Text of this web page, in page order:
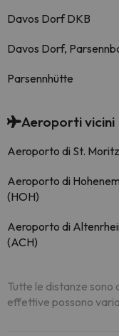
Davos Dorf DKB
Davos Dorf,
Parsennhütte
Aeroporti vicini
Aeroporto di St.
Aeroporto di
(HOH)
Aeroporto di
(ACH)
Tutte le distanze sono
effettive possono